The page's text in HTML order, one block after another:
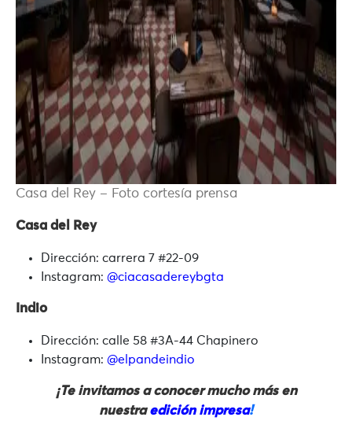
Casa del Rey – Foto cortesía prensa
Casa del Rey
Dirección: carrera 7 #22-09
Instagram: @ciacasadereybgta
Indio
Dirección: calle 58 #3A-44 Chapinero
Instagram: @elpandeindio
¡Te invitamos a conocer mucho más en
nuestraedición impresa!